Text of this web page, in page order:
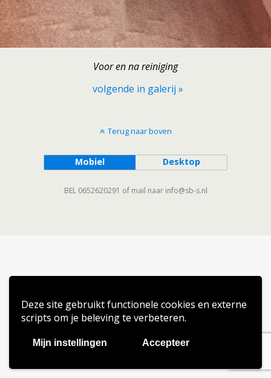
Deze site gebruikt functionele cookies en externe
scripts om je beleving te verbeteren.
Mijn instellingen Accepteer
Voor en na reiniging
volgende in galerij »
Terug naar boven
Mobiel Desktop
BEL 0652620291 of mail naar info@sb-s.nl